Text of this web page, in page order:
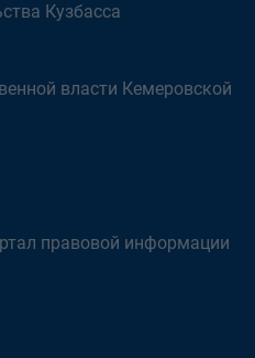
Кузбасса
власти Кемеровской
правовой информации